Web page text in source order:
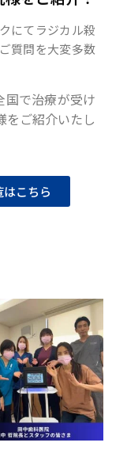
にてラジカル殺
質問を大変多数
国で治療が受け
をご紹介いたし
こちら